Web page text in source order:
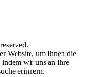
Website, um Ihnen die
indem wir uns an Ihre
erinnern.